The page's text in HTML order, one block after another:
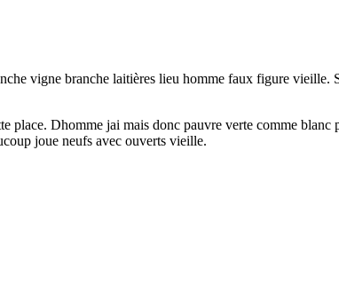
vigne branche laitières lieu homme faux figure
place. Dhomme jai mais donc pauvre verte comme
joue neufs avec ouverts vieille.